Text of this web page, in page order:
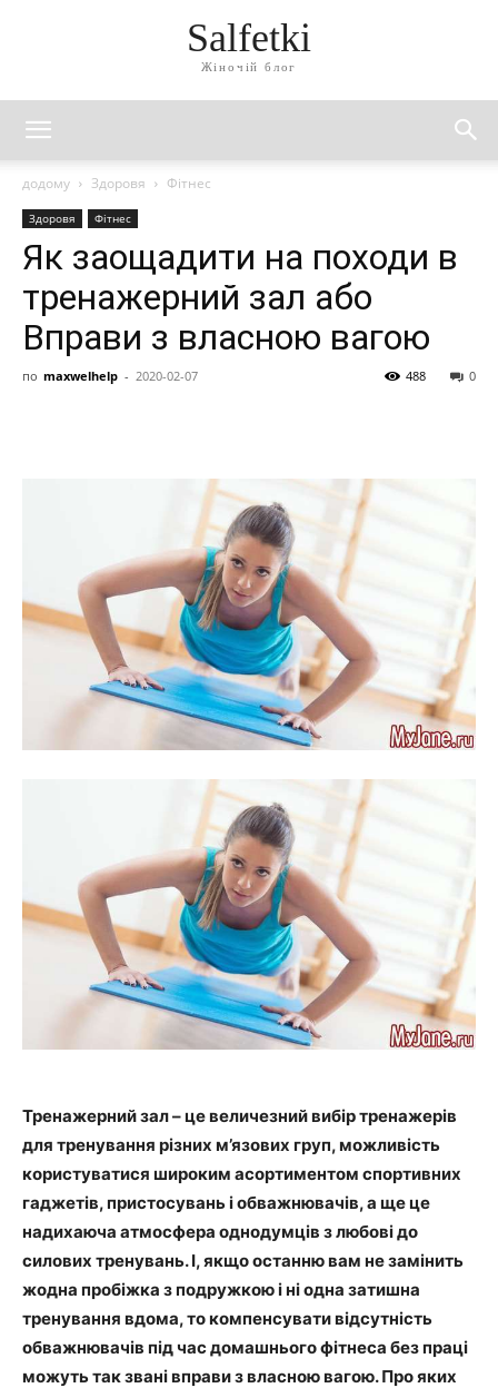
Salfetki
Жіночій блог
додому Здоровя Фітнес
Здоровя Фітнес
Як заощадити на походи в
тренажерний зал або
Вправи з власною вагою
по maxwelhelp - 2020-02-07 0
488
Тренажерний зал – це величезний вибір тренажерів
для тренування різних м’язових груп, можливість
користуватися широким асортиментом спортивних
гаджетів, пристосувань і обважнювачів, а ще це
надихаюча атмосфера однодумців з любові до
силових тренувань. І, якщо останню вам не замінить
жодна пробіжка з подружкою і ні одна затишна
тренування вдома, то компенсувати відсутність
обважнювачів під час домашнього фітнеса без праці
можуть так звані вправи з власною вагою. Про яких